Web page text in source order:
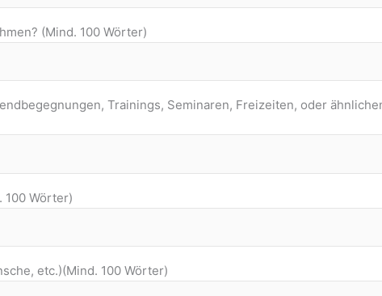
(Mind. 100 Wörter)
Trainings, Seminaren, Freizeiten, oder
100 Wörter)
etc.)(Mind. 100 Wörter)